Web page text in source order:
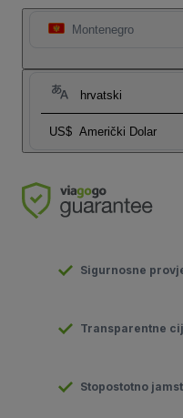
Montenegro
hrvatski
US$ Američki Dolar
Sigurnosne
Transparentne
Stopostotno